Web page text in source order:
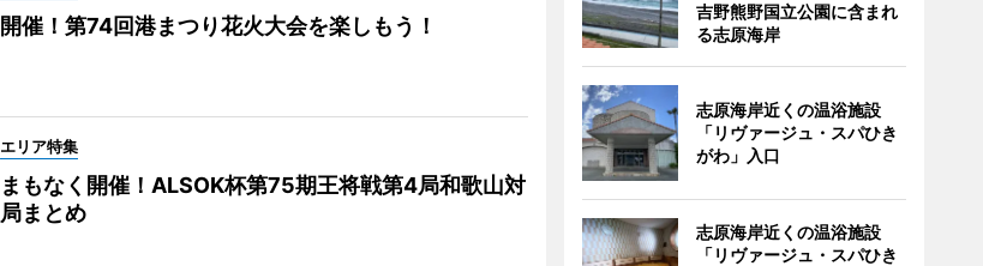
開催！第74回港まつり花火大会を楽しもう！
エリア特集
まもなく開催！ALSOK杯第75期王将戦第4局和歌山対
局まとめ
吉野熊野国立公園に含まれ
る志原海岸
志原海岸近くの温浴施設
「リヴァージュ・スパひき
がわ」入口
志原海岸近くの温浴施設
「リヴァージュ・スパひき